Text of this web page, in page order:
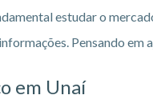
estudar o
Pensando
em Unaí